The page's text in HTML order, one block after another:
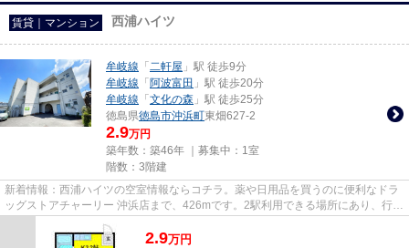
賃貸｜マンション 西浦ハイツ
牟岐線 「 二軒屋 」駅 徒歩9分
牟岐線 「 阿波富田 」駅 徒歩20分
牟岐線 「 文化の森 」駅 徒歩25分
徳島県徳島市沖浜町東畑627-2
2.9万円
築年数：築46年 ｜募集中： 1室
階数：3階建
新着情報：西浦ハイツの空室情報ならコチラ。薬や日用品を買うのに便利なドラ
ッグストアチャーリー 沖浜店まで、426mです。2駅利用できる場所にあり、行き
2.9万円